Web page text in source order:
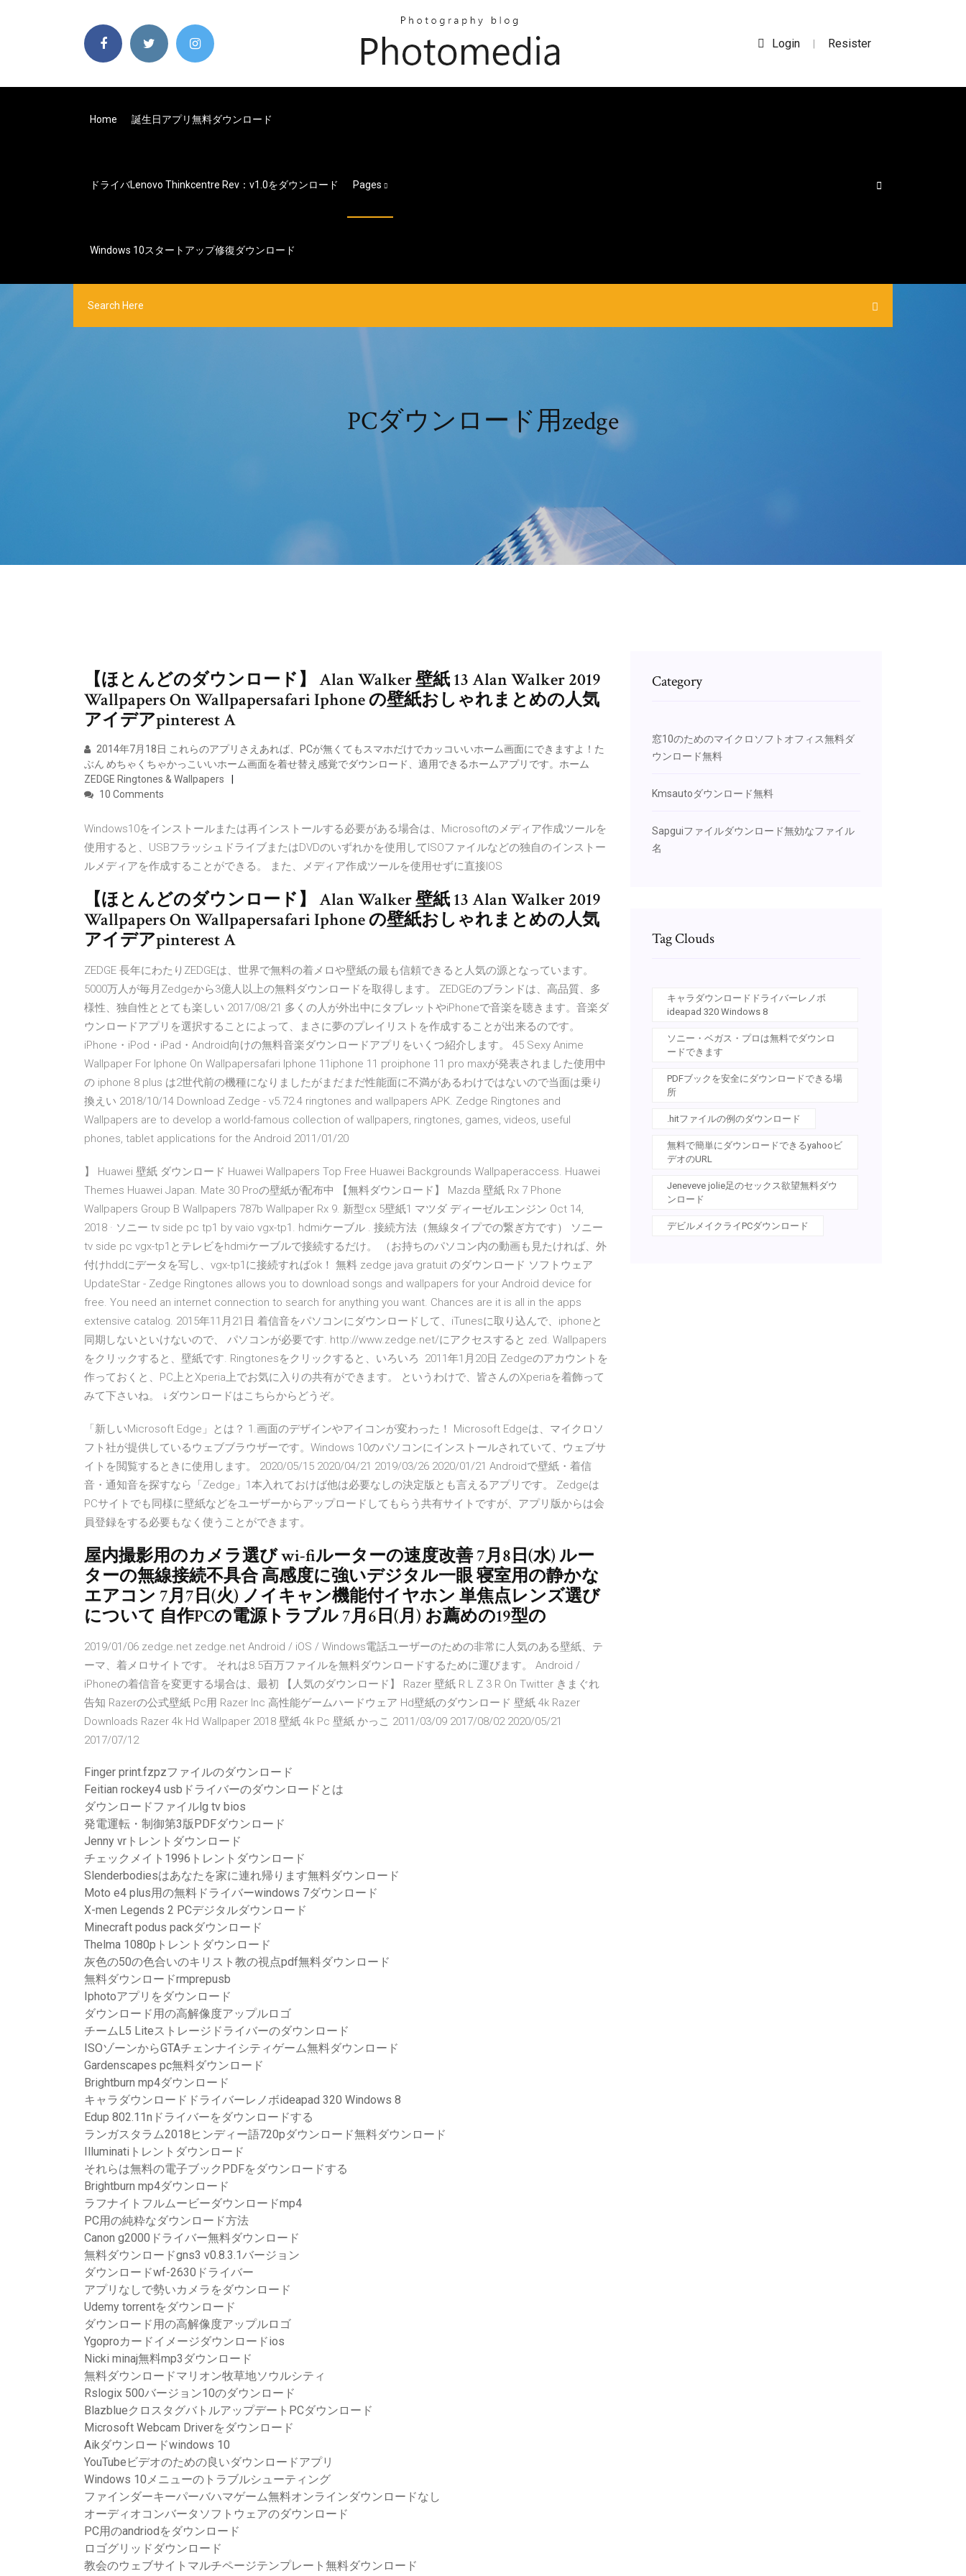
Login | Resister
Home 誕生日アプリ無料ダウンロード
ドライバlenovo Thinkcentre Rev：v1.0をダウンロード Pages
Windows 10スタートアップ修復ダウンロード
PCダウンロード用zedge
【ほとんどのダウンロード】 Alan Walker 壁紙 13 Alan Walker 2019
Wallpapers On Wallpapersafari Iphone の壁紙おしゃれまとめの人気
アイデアpinterest A
2014年7月18日 これらのアプリさえあれば、PCが無くてもスマホだけでカッコいいホーム画面にできますよ！た
ぶん めちゃくちゃかっこいいホーム画面を着せ替え感覚でダウンロード、適用できるホームアプリです。ホーム
ZEDGE Ringtones & Wallpapers
10 Comments
Windows10をインストールまたは再インストールする必要がある場合は、Microsoftのメディア作成ツールを
使用すると、USBフラッシュドライブまたはDVDのいずれかを使用してISOファイルなどの独自のインストー
ルメディアを作成することができる。 また、メディア作成ツールを使用せずに直接IOS
【ほとんどのダウンロード】 Alan Walker 壁紙 13 Alan Walker 2019
Wallpapers On Wallpapersafari Iphone の壁紙おしゃれまとめの人気
アイデアpinterest A
ZEDGE 長年にわたりZEDGEは、世界で無料の着メロや壁紙の最も信頼できると人気の源となっています。
5000万人が毎月Zedgeから3億人以上の無料ダウンロードを取得します。 ZEDGEのブランドは、高品質、多
様性、独自性ととても楽しい 2017/08/21 多くの人が外出中にタブレットやiPhoneで音楽を聴きます。音楽ダ
ウンロードアプリを選択することによって、まさに夢のプレイリストを作成することが出来るのです。
iPhone・iPod・iPad・Android向けの無料音楽ダウンロードアプリをいくつ紹介します。 45 Sexy Anime
Wallpaper For Iphone On Wallpapersafari Iphone 11iphone 11 proiphone 11 pro maxが発表されました使用中
の iphone 8 plus は2世代前の機種になりましたがまだまだ性能面に不満があるわけではないので当面は乗り
換えい 2018/10/14 Download Zedge - v5.72.4 ringtones and wallpapers APK. Zedge Ringtones and
Wallpapers are to develop a world-famous collection of wallpapers, ringtones, games, videos, useful
phones, tablet applications for the Android 2011/01/20
】 Huawei 壁紙 ダウンロード Huawei Wallpapers Top Free Huawei Backgrounds Wallpaperaccess. Huawei
Themes Huawei Japan. Mate 30 Proの壁紙が配布中 【無料ダウンロード】 Mazda 壁紙 Rx 7 Phone
Wallpapers Group B Wallpapers 787b Wallpaper Rx 9. 新型cx 5壁紙1 マツダ ディーゼルエンジン Oct 14,
2018 · ソニー tv side pc tp1 by vaio vgx-tp1. hdmiケーブル . 接続方法（無線タイプでの繋ぎ方です） ソニー
tv side pc vgx-tp1とテレビをhdmiケーブルで接続するだけ。 （お持ちのパソコン内の動画も見たければ、外
付けhddにデータを写し、vgx-tp1に接続すればok！ 無料 zedge java gratuit のダウンロード ソフトウェア
UpdateStar - Zedge Ringtones allows you to download songs and wallpapers for your Android device for
free. You need an internet connection to search for anything you want. Chances are it is all in the apps
extensive catalog. 2015年11月21日 着信音をパソコンにダウンロードして、iTunesに取り込んで、iphoneと
同期しないといけないので、 パソコンが必要です. http://www.zedge.net/にアクセスすると zed. Wallpapers
をクリックすると、壁紙です. Ringtonesをクリックすると、いろいろ 2011年1月20日 Zedgeのアカウントを
作っておくと、PC上とXperia上でお気に入りの共有ができます。 というわけで、皆さんのXperiaを着飾って
みて下さいね。 ↓ダウンロードはこちらからどうぞ。
「新しいMicrosoft Edge」とは？ 1.画面のデザインやアイコンが変わった！ Microsoft Edgeは、マイクロソ
フト社が提供しているウェブブラウザーです。Windows 10のパソコンにインストールされていて、ウェブサ
イトを閲覧するときに使用します。 2020/05/15 2020/04/21 2019/03/26 2020/01/21 Androidで壁紙・着信
音・通知音を探すなら「Zedge」1本入れておけば他は必要なしの決定版とも言えるアプリです。 Zedgeは
PCサイトでも同様に壁紙などをユーザーからアップロードしてもらう共有サイトですが、アプリ版からは会
員登録をする必要もなく使うことができます。
屋内撮影用のカメラ選び wi-fiルーターの速度改善 7月8日(水) ルー
ターの無線接続不具合 高感度に強いデジタル一眼 寝室用の静かな
エアコン 7月7日(火) ノイキャン機能付イヤホン 単焦点レンズ選び
について 自作PCの電源トラブル 7月6日(月) お薦めの19型の
2019/01/06 zedge.net zedge.net Android / iOS / Windows電話ユーザーのための非常に人気のある壁紙、テ
ーマ、着メロサイトです。 それは8.5百万ファイルを無料ダウンロードするために運びます。 Android /
iPhoneの着信音を変更する場合は、最初 【人気のダウンロード】 Razer 壁紙 R L Z 3 R On Twitter きまぐれ
告知 Razerの公式壁紙 Pc用 Razer Inc 高性能ゲームハードウェア Hd壁紙のダウンロード 壁紙 4k Razer
Downloads Razer 4k Hd Wallpaper 2018 壁紙 4k Pc 壁紙 かっこ 2011/03/09 2017/08/02 2020/05/21
2017/07/12
Finger print.fzpzファイルのダウンロード
Feitian rockey4 usbドライバーのダウンロードとは
ダウンロードファイルlg tv bios
発電運転・制御第3版PDFダウンロード
Jenny vrトレントダウンロード
チェックメイト1996トレントダウンロード
Slenderbodiesはあなたを家に連れ帰ります無料ダウンロード
Moto e4 plus用の無料ドライバーwindows 7ダウンロード
X-men Legends 2 PCデジタルダウンロード
Minecraft podus packダウンロード
Thelma 1080pトレントダウンロード
灰色の50の色合いのキリスト教の視点pdf無料ダウンロード
無料ダウンロードrmprepusb
Iphotoアプリをダウンロード
ダウンロード用の高解像度アップルロゴ
チームL5 Liteストレージドライバーのダウンロード
ISOゾーンからGTAチェンナイシティゲーム無料ダウンロード
Gardenscapes pc無料ダウンロード
Brightburn mp4ダウンロード
キャラダウンロードドライバーレノボideapad 320 Windows 8
Edup 802.11nドライバーをダウンロードする
ランガスタラム2018ヒンディー語720pダウンロード無料ダウンロード
Illuminatiトレントダウンロード
それらは無料の電子ブックPDFをダウンロードする
Brightburn mp4ダウンロード
ラフナイトフルムービーダウンロードmp4
PC用の純粋なダウンロード方法
Canon g2000ドライバー無料ダウンロード
無料ダウンロードgns3 v0.8.3.1バージョン
ダウンロードwf-2630ドライバー
アプリなしで勢いカメラをダウンロード
Udemy torrentをダウンロード
ダウンロード用の高解像度アップルロゴ
Ygoproカードイメージダウンロードios
Nicki minaj無料mp3ダウンロード
無料ダウンロードマリオン牧草地ソウルシティ
Rslogix 500バージョン10のダウンロード
BlazblueクロスタグバトルアップデートPCダウンロード
Microsoft Webcam Driverをダウンロード
Aikダウンロードwindows 10
YouTubeビデオのための良いダウンロードアプリ
Windows 10メニューのトラブルシューティング
ファインダーキーパーバハマゲーム無料オンラインダウンロードなし
オーディオコンバータソフトウェアのダウンロード
PC用のandriodをダウンロード
ロゴグリッドダウンロード
教会のウェブサイトマルチページテンプレート無料ダウンロード
Category
窓10のためのマイクロソフトオフィス無料ダ
ウンロード無料
Kmsautoダウンロード無料
Sapguiファイルダウンロード無効なファイル
名
Tag Clouds
キャラダウンロードドライバーレノボ
ideapad 320 Windows 8
ソニー・ベガス・プロは無料でダウンロ
ードできます
PDFブックを安全にダウンロードできる場
所
.hitファイルの例のダウンロード
無料で簡単にダウンロードできるyahooビ
デオのURL
Jeneveve jolie足のセックス欲望無料ダウ
ンロード
デビルメイクライPCダウンロード